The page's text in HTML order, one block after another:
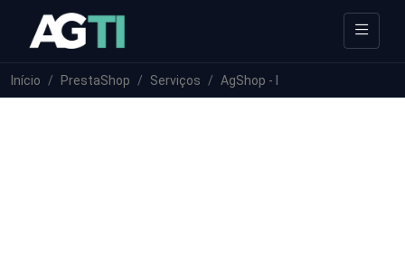
Início PrestaShop Serviços AgShop - I